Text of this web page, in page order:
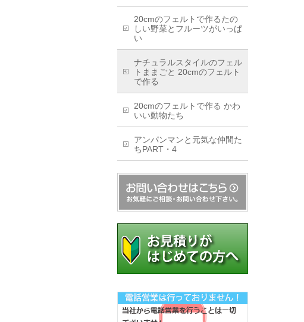
20cmのフェルトで作るたの
しい野菜とフルーツがいっぱ
い
ナチュラルスタイルのフェル
トままごと 20cmのフェルト
で作る
20cmのフェルトで作る かわ
いい動物たち
アンパンマンと元気な仲間た
ちPART・4